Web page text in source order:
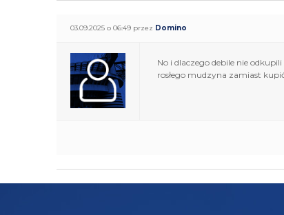
03.09.2025 o 06:49 przez Domino
No i dlaczego debile nie
rosłego mudzyna zamiast